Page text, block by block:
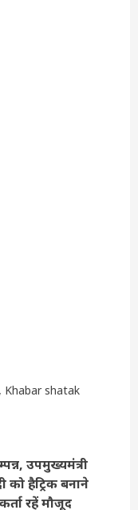
, Khabar shatak
उपमुख्यमंत्री
को हैट्रिक बनाने
रहें मौजूद